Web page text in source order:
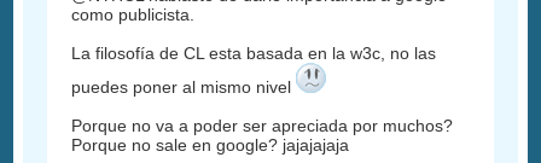
como publicista.
La filosofía de CL esta basada en la w3c, no las
puedes poner al mismo nivel
Porque no va a poder ser apreciada por muchos?
Porque no sale en google? jajajajaja